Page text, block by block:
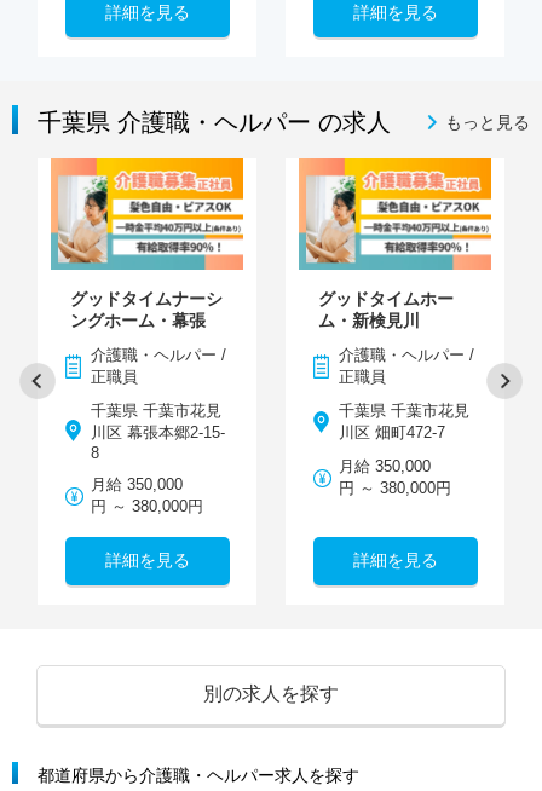
詳細を見る 詳細を見る
千葉県 介護職・ヘルパー の求人 もっと見る
グッドタイムナーシ
ングホーム・幕張
介護職・ヘルパー /
正職員
千葉県 千葉市花見
川区 幕張本郷2-15-
8
月給 350,000
円 ～ 380,000円
詳細を見る
グッドタイムホー
ム・新検見川
介護職・ヘルパー /
正職員
千葉県 千葉市花見
川区 畑町472-7
月給 350,000
円 ～ 380,000円
詳細を見る
別の求人を探す
都道府県から介護職・ヘルパー求人を探す